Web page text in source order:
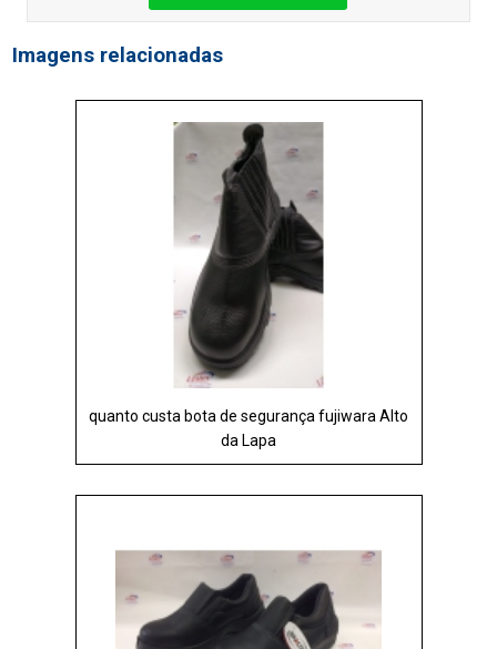
Imagens relacionadas
quanto custa bota de segurança fujiwara Alto
da Lapa